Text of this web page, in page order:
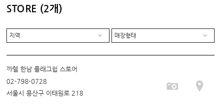
STORE (2개)
매장형태
지역
까렐 한남 플래그쉽 스토어
02-798-0728
서울시 용산구 이태원로 218